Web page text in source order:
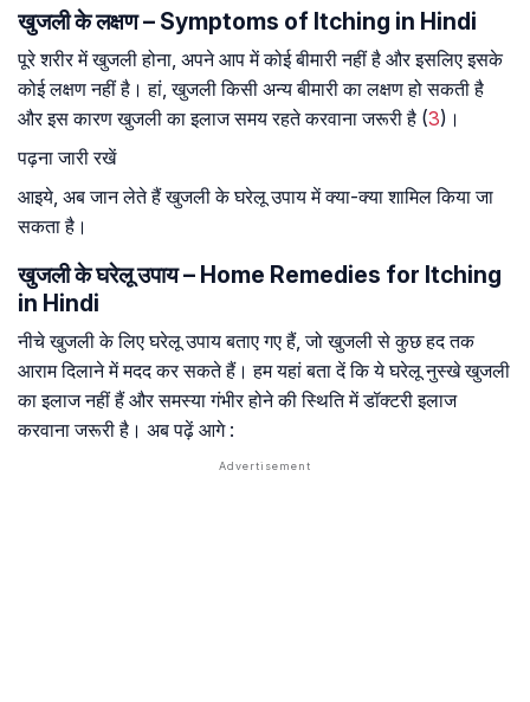
खुजली के लक्षण – Symptoms of Itching in Hindi
पूरे शरीर में खुजली होना, अपने आप में कोई बीमारी नहीं है और इसलिए इसके
कोई लक्षण नहीं है। हां, खुजली किसी अन्य बीमारी का लक्षण हो सकती है
और इस कारण खुजली का इलाज समय रहते करवाना जरूरी है (3)।
पढ़ना जारी रखें
आइये, अब जान लेते हैं खुजली के घरेलू उपाय में क्या-क्या शामिल किया जा
सकता है।
खुजली के घरेलू उपाय – Home Remedies for Itching
in Hindi
नीचे खुजली के लिए घरेलू उपाय बताए गए हैं, जो खुजली से कुछ हद तक
आराम दिलाने में मदद कर सकते हैं। हम यहां बता दें कि ये घरेलू नुस्खे खुजली
का इलाज नहीं हैं और समस्या गंभीर होने की स्थिति में डॉक्टरी इलाज
करवाना जरूरी है। अब पढ़ें आगे :